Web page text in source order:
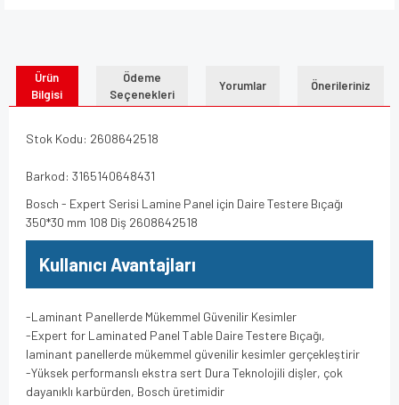
Ürün
Bilgisi
Ödeme
Seçenekleri
Yorumlar Önerileriniz
Stok Kodu: 2608642518
Barkod: 3165140648431
Bosch - Expert Serisi Lamine Panel için Daire Testere Bıçağı
350*30 mm 108 Diş 2608642518
Kullanıcı Avantajları
-Laminant Panellerde Mükemmel Güvenilir Kesimler
-Expert for Laminated Panel Table Daire Testere Bıçağı,
laminant panellerde mükemmel güvenilir kesimler gerçekleştirir
-Yüksek performanslı ekstra sert Dura Teknolojili dişler, çok
dayanıklı karbürden, Bosch üretimidir